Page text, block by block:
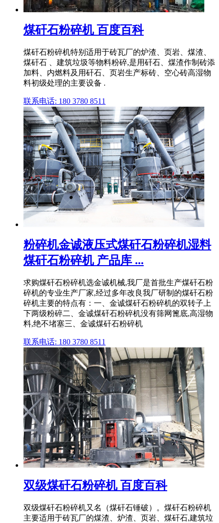
煤矸石粉碎机 百度百科
煤矸石粉碎机特别适用于砖瓦厂的炉渣、页岩、煤渣、
煤矸石 、建筑垃圾等物料粉碎,是用矸石、煤渣作制砖添
加料、内燃料及用矸石、页岩生产标砖、空心砖高湿物
料初级处理的主要设备 .
联系电话: 180 3780 8511
粉碎机金诚液压式煤矸石粉碎机湿料
煤矸石粉碎机 产品库 ...
求购煤矸石粉碎机选金诚机械,我厂是首批生产煤矸石粉
碎机的专业生产厂家,经过多年改良我厂研制的煤矸石粉
碎机主要的特点有：一、金诚煤矸石粉碎机的双转子上
下两级粉碎二、金诚煤矸石粉碎机没有筛网篦底,高湿物
料,绝不堵塞三、金诚煤矸石粉碎机
联系电话: 180 3780 8511
双级煤矸石粉碎机 百度百科
双级煤矸石粉碎机又名（煤矸石锤破）。煤矸石粉碎机
主要适用于砖瓦厂的煤渣、炉渣、页岩、煤矸石,建筑垃